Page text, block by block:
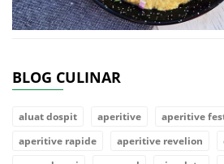
BLOG CULINAR
aluat dospit aperitive aperitive
aperitive rapide
aperitive revelion